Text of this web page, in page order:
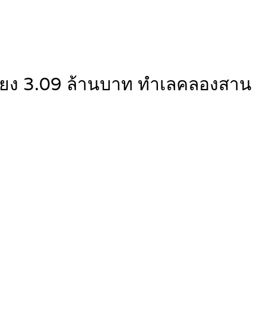
ง 3.09 ล้านบาท ทำเลคลองสาน